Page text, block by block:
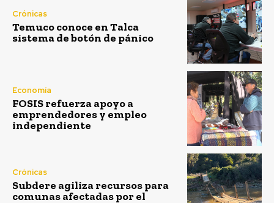
Crónicas
Temuco conoce en Talca
sistema de botón de pánico
Economía
FOSIS refuerza apoyo a
emprendedores y empleo
independiente
Crónicas
Subdere agiliza recursos para
comunas afectadas por el